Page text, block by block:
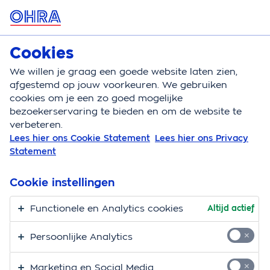
MENU
Zorgverzekering
Zorgverzekering Voordeel Eye wish
Korting bij Eye Wish
opticiens
voordeel. Bovenop de vergoeding
verzekering.
Direct profiteren?
Ga naar eenEye Wish opticienbij jou in de buurt en
Cookies
We willen je graag een goede website laten zien,
afgestemd op jouw voorkeuren. We gebruiken
cookies om je een zo goed mogelijke
bezoekerservaring te bieden en om de website te
verbeteren.
Lees hier ons Cookie Statement Lees hier ons Privacy
Statement
Cookie instellingen
Functionele en Analytics cookies Altijd actief
Persoonlijke Analytics
Marketing en Social Media